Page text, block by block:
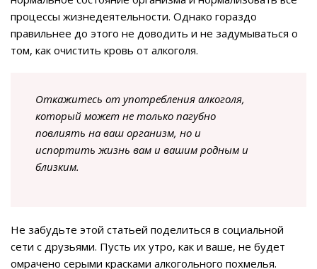
процессы жизнедеятельности. Однако гораздо
правильнее до этого не доводить и не задумываться о
том, как очистить кровь от алкоголя.
Откажитесь от употребления алкоголя,
который может не только пагубно
повлиять на ваш организм, но и
испортить жизнь вам и вашим родным и
близким.
Не забудьте этой статьей поделиться в социальной
сети с друзьями. Пусть их утро, как и ваше, не будет
омрачено серыми красками алкогольного похмелья.